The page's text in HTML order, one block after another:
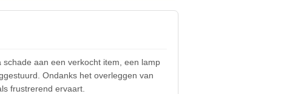
aan een verkocht item, een lamp
Ondanks het overleggen van
frustrerend ervaart.